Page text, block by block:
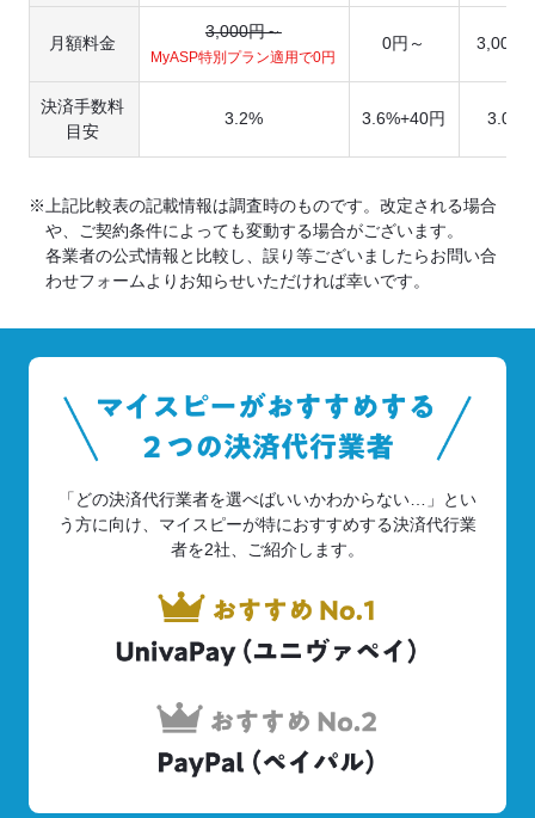
月額料金
3,000円～
MyASP特別プラン適用で0円
0円～ 3,000
決済手数料
目安
3.2% 3.6%+40円 3.0%
※上記比較表の記載情報は調査時のものです。改定される場合
や、ご契約条件によっても変動する場合がございます。
各業者の公式情報と比較し、誤り等ございましたらお問い合
わせフォームよりお知らせいただければ幸いです。
「どの決済代行業者を選べばいいかわからない…」とい
う方に向け、 マイスピーが特におすすめする決済代行業
者を2社、ご紹介します。